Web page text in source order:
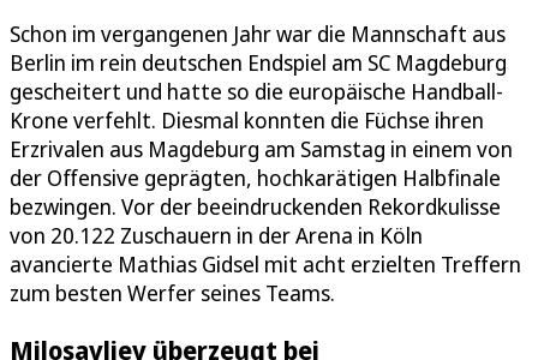
Schon im vergangenen Jahr war die Mannschaft aus
Berlin im rein deutschen Endspiel am SC Magdeburg
gescheitert und hatte so die europäische Handball-
Krone verfehlt. Diesmal konnten die Füchse ihren
Erzrivalen aus Magdeburg am Samstag in einem von
der Offensive geprägten, hochkarätigen Halbfinale
bezwingen. Vor der beeindruckenden Rekordkulisse
von 20.122 Zuschauern in der Arena in Köln
avancierte Mathias Gidsel mit acht erzielten Treffern
zum besten Werfer seines Teams.
Milosavljev überzeugt bei